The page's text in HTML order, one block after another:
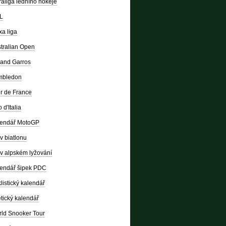
ledního hokeje
liga
Open
Garros
de France
d'Italia
MotoGP
biatlonu
alpském lyžování
šipek PDC
kalendář
kalendář
Snooker Tour